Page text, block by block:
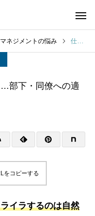
ネジメントの悩み 仕事中に寝てる人にイライラ…部下・同僚への適切なアプローチガイド
部下・同僚への適
をコピーする
イラするのは自然